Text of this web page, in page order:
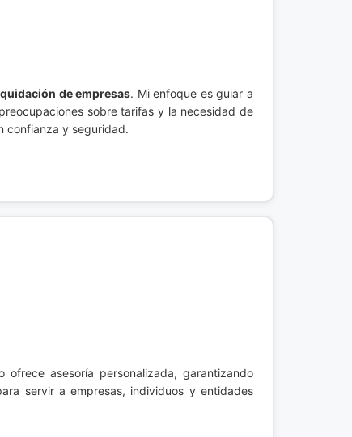
de empresas. Mi enfoque es guiar a
sobre tarifas y la necesidad de
confianza y seguridad.
ofrece asesoría personalizada, garantizando
servir a empresas, individuos y entidades